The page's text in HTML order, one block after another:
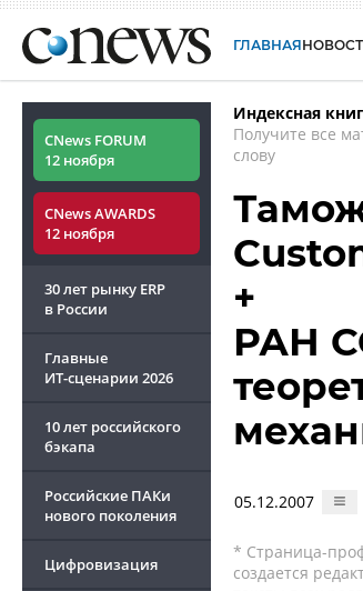
ГЛАВНАЯ
CNews FORUM
12 ноября
CNews AWARDS
12 ноября
30 лет рынку ERP
в России
Главные
ИТ-сценарии 2026
10 лет российского
бэкапа
Российские ПАКи
нового поколения
Цифровизация
Индексная
Получите все
слову
+
РАН
05.12.2007
* Страница-
создается